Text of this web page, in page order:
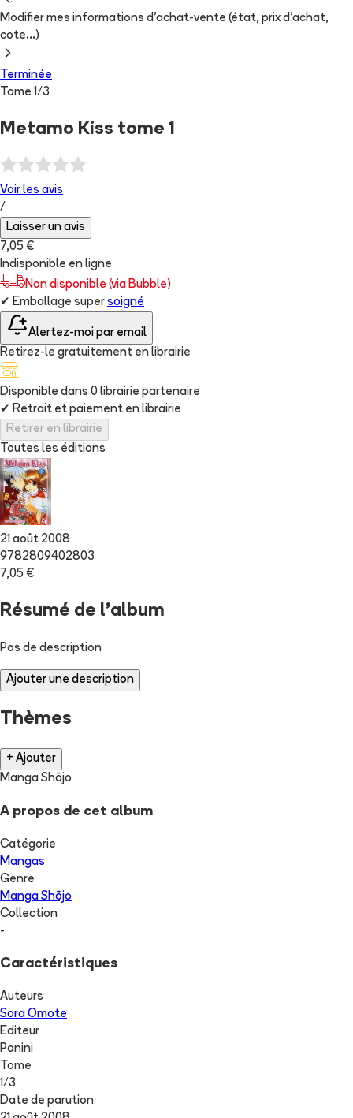
Modifier mes informations d'achat-vente (état, prix d'achat,
cote...)
Terminée
Tome 1/3
Metamo Kiss tome 1
Voir les avis
/
Laisser un avis
7,05 €
Indisponible en ligne
Non disponible (via Bubble)
✔ Emballage super soigné
Alertez-moi par email
Retirez-le gratuitement en librairie
Disponible dans 0 librairie partenaire
✔ Retrait et paiement en librairie
Retirer en librairie
Toutes les éditions
21 août 2008
9782809402803
7,05 €
Résumé de l'album
Pas de description
Ajouter une description
Thèmes
+ Ajouter
Manga Shōjo
A propos de cet album
Catégorie
Mangas
Genre
Manga Shōjo
Collection
-
Caractéristiques
Auteurs
Sora Omote
Editeur
Panini
Tome
1/3
Date de parution